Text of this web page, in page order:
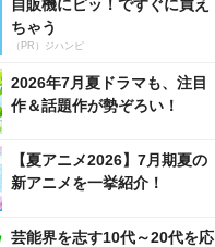
自販機にピッ！ですぐに買え
ちゃう
（PR）ジハンピ
2026年7月夏ドラマも、注目
作＆話題作が勢ぞろい！
【夏アニメ2026】7月期夏の
新アニメを一挙紹介！
芸能界を志す10代～20代を応